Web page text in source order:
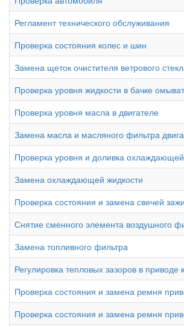
Регламент технического обслуживания
Проверка состояния колес и шин
Замена щеток очистителя ветрового
Проверка уровня жидкости в бачке
Проверка уровня масла в двигателе
Замена масла и масляного фильтра
Проверка уровня и доливка
Замена охлаждающей жидкости
Проверка состояния и замена свечей
Снятие сменного элемента воздушного
Замена топливного фильтра
Регулировка тепловых зазоров в
Проверка состояния и замена ремня
Проверка состояния и замена ремня